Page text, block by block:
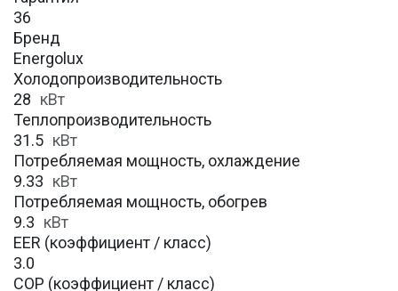
36
Бренд
Energolux
Холодопроизводительность
28 кВт
Теплопроизводительность
31.5 кВт
Потребляемая мощность, охлаждение
9.33 кВт
Потребляемая мощность, обогрев
9.3 кВт
EER (коэффициент / класс)
3.0
COP (коэффициент / класс)